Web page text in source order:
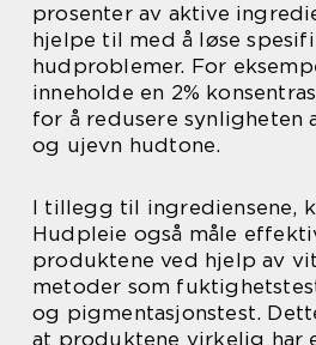
prosenter av aktive
hjelpe til med å løse
hudproblemer. For
inneholde en 2%
for å redusere synligheten
og ujevn hudtone.
I tillegg til ingrediensene,
Hudpleie også måle
produktene ved hjelp av
metoder som
og pigmentasjonstest.
at produktene virkelig har